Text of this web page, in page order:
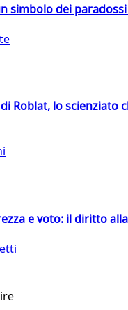
simbolo dei
Roblat, lo scienziato
e voto: il diritto